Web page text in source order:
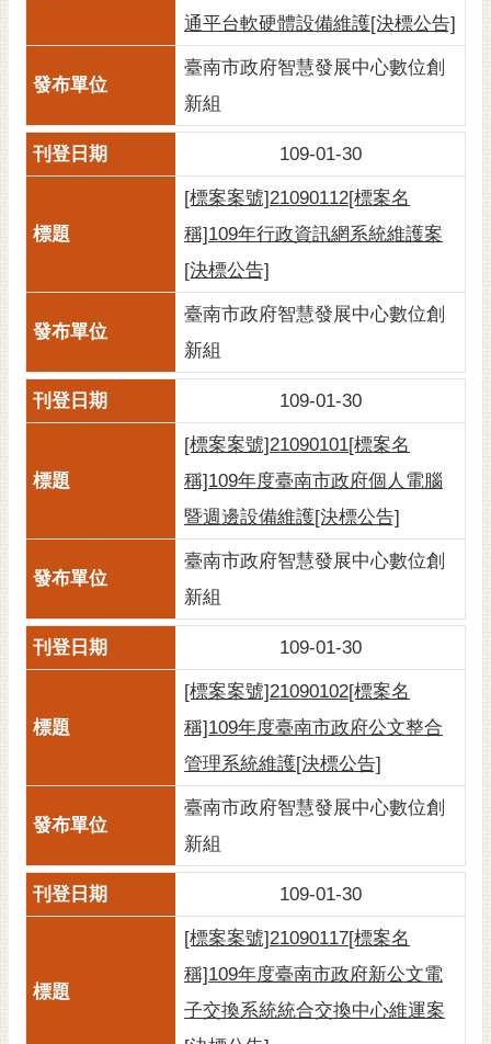
隱
權
安
料
放
市
位
通平台軟硬體設備維護[決標公告]
臺南市政府智慧發展中心數位創
新組
109-01-30
[標案案號]21090112[標案名
稱]109年行政資訊網系統維護案
[決標公告]
臺南市政府智慧發展中心數位創
新組
109-01-30
[標案案號]21090101[標案名
稱]109年度臺南市政府個人電腦
暨週邊設備維護[決標公告]
臺南市政府智慧發展中心數位創
新組
109-01-30
[標案案號]21090102[標案名
稱]109年度臺南市政府公文整合
管理系統維護[決標公告]
臺南市政府智慧發展中心數位創
新組
109-01-30
[標案案號]21090117[標案名
稱]109年度臺南市政府新公文電
子交換系統統合交換中心維運案